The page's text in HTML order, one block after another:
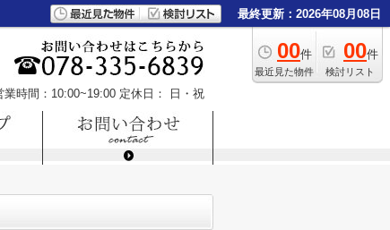
最終更新：2026年08月08日
00件
最近見た物件
00件
検討リスト
業時間：10:00~19:00 定休日： 日・祝